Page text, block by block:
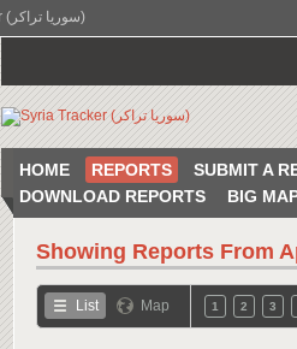
Syria Tracker (سوريا تراكر)
HOME REPORTS SUBMIT A
DOWNLOAD REPORTS
BIG
Showing Reports From
List Map 1 2 3